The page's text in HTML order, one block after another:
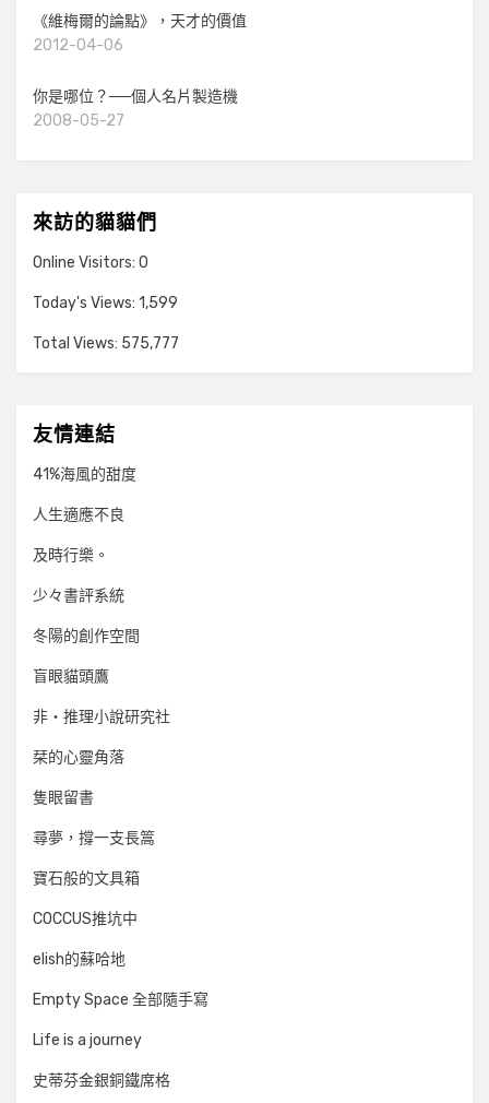
《維梅爾的論點》，天才的價值
2012-04-06
你是哪位？──個人名片製造機
2008-05-27
來訪的貓貓們
Online Visitors: 0
Today's Views: 1,599
Total Views: 575,777
友情連結
41%海風的甜度
人生適應不良
及時行樂。
少々書評系統
冬陽的創作空間
盲眼貓頭鷹
非‧推理小說研究社
栞的心靈角落
隻眼留書
尋夢，撐一支長篙
寶石般的文具箱
COCCUS推坑中
elish的蘇哈地
Empty Space 全部隨手寫
Life is a journey
史蒂芬金銀銅鐵席格